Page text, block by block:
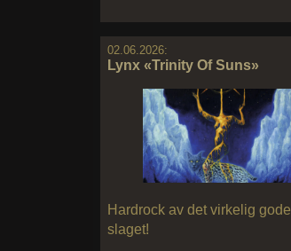
02.06.2026:
Lynx «Trinity Of Suns»
Hardrock av det virkelig gode
slaget!